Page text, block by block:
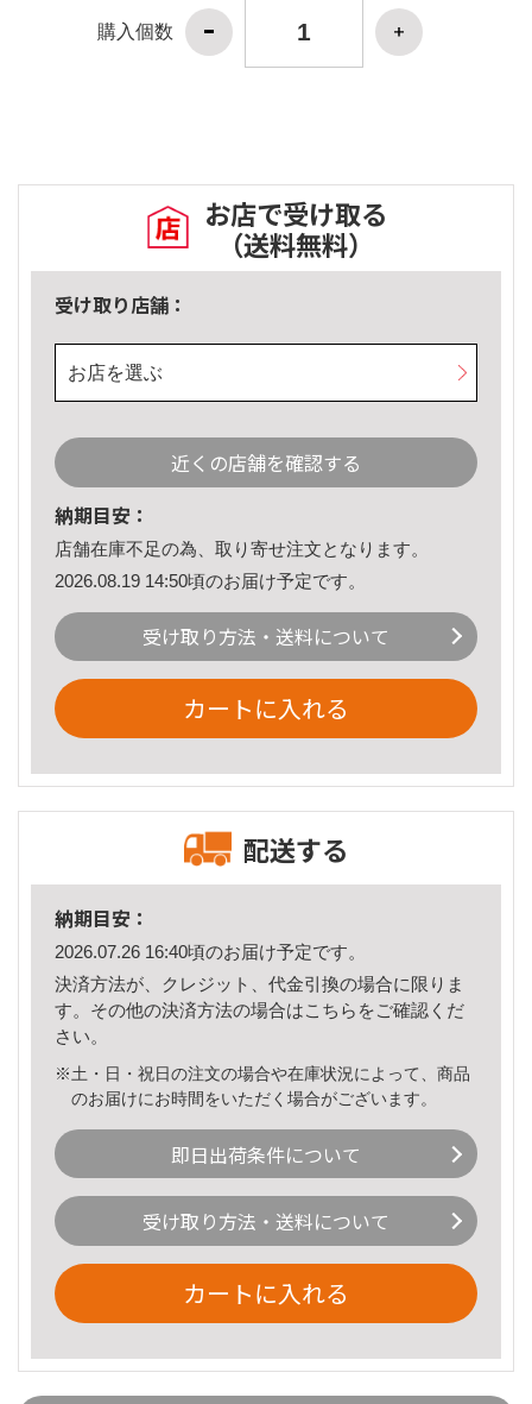
購入個数
お店で受け取る
（送料無料）
受け取り店舗：
お店を選ぶ
近くの店舗を確認する
納期目安：
店舗在庫不足の為、取り寄せ注文となります。
2026.08.19 14:50頃のお届け予定です。
受け取り方法・送料について
カートに入れる
配送する
納期目安：
2026.07.26 16:40頃のお届け予定です。
決済方法が、クレジット、代金引換の場合に限りま
す。その他の決済方法の場合はこちら をご確認くだ
さい。
※土・日・祝日の注文の場合や在庫状況によって、商品
のお届けにお時間をいただく場合がございます。
即日出荷条件について
受け取り方法・送料について
カートに入れる